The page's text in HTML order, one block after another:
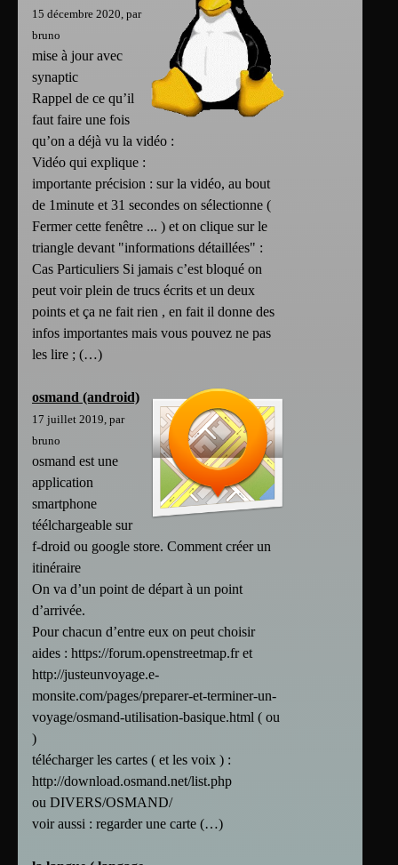
15 décembre 2020, par
bruno
mise à jour avec
synaptic
Rappel de ce qu’il
faut faire une fois
qu’on a déjà vu la vidéo :
Vidéo qui explique :
importante précision : sur la vidéo, au bout
de 1minute et 31 secondes on sélectionne (
Fermer cette fenêtre ... ) et on clique sur le
triangle devant "informations détaillées" :
Cas Particuliers Si jamais c’est bloqué on
peut voir plein de trucs écrits et un deux
points et ça ne fait rien , en fait il donne des
infos importantes mais vous pouvez ne pas
les lire ; (…)
osmand (android)
17 juillet 2019, par
bruno
osmand est une
application
smartphone
téélchargeable sur
f-droid ou google store. Comment créer un
itinéraire
On va d’un point de départ à un point
d’arrivée.
Pour chacun d’entre eux on peut choisir
aides : https://forum.openstreetmap.fr et
http://justeunvoyage.e-
monsite.com/pages/preparer-et-terminer-un-
voyage/osmand-utilisation-basique.html ( ou
)
télécharger les cartes ( et les voix ) :
http://download.osmand.net/list.php
ou DIVERS/OSMAND/
voir aussi : regarder une carte (…)